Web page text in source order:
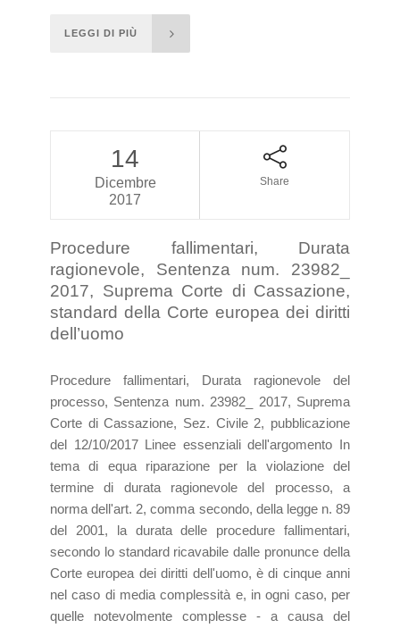
LEGGI DI PIÙ
14
Dicembre
2017
Share
Procedure fallimentari, Durata
ragionevole, Sentenza num. 23982_
2017, Suprema Corte di Cassazione,
standard della Corte europea dei diritti
dell’uomo
Procedure fallimentari, Durata ragionevole del
processo, Sentenza num. 23982_ 2017, Suprema
Corte di Cassazione, Sez. Civile 2, pubblicazione
del 12/10/2017 Linee essenziali dell'argomento In
tema di equa riparazione per la violazione del
termine di durata ragionevole del processo, a
norma dell'art. 2, comma secondo, della legge n. 89
del 2001, la durata delle procedure fallimentari,
secondo lo standard ricavabile dalle pronunce della
Corte europea dei diritti dell'uomo, è di cinque anni
nel caso di media complessità e, in ogni caso, per
quelle notevolmente complesse - a causa del